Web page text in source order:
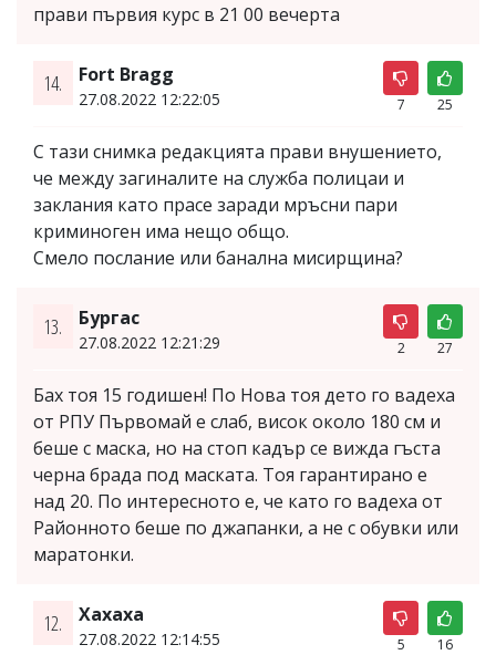
прави първия курс в 21 00 вечерта
14. Fort Bragg
27.08.2022 12:22:05 7 25
С тази снимка редакцията прави внушението,
че между загиналите на служба полицаи и
заклания като прасе заради мръсни пари
криминоген има нещо общо.
Смело послание или банална мисирщина?
13. Бургас
27.08.2022 12:21:29 2 27
Бах тоя 15 годишен! По Нова тоя дето го вадеха
от РПУ Първомай е слаб, висок около 180 см и
беше с маска, но на стоп кадър се вижда гъста
черна брада под маската. Тоя гарантирано е
над 20. По интересното е, че като го вадеха от
Районното беше по джапанки, а не с обувки или
маратонки.
12. Хахаха
27.08.2022 12:14:55 5 16